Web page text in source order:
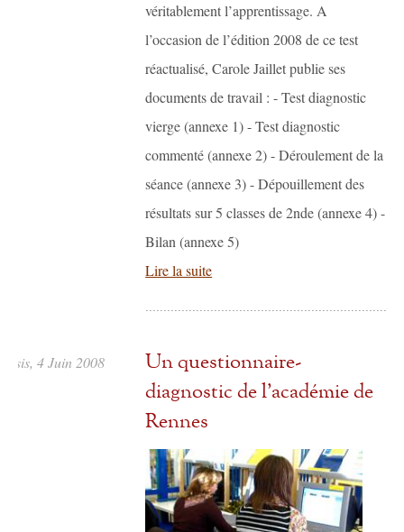
véritablement l’apprentissage. A
l’occasion de l’édition 2008 de ce test
réactualisé, Carole Jaillet publie ses
documents de travail : - Test diagnostic
vierge (annexe 1) - Test diagnostic
commenté (annexe 2) - Déroulement de la
séance (annexe 3) - Dépouillement des
résultats sur 5 classes de 2nde (annexe 4) -
Bilan (annexe 5)
Lire la suite
4 Juin 2008
Un questionnaire-
diagnostic de l’académie de
Rennes